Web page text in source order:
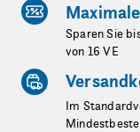
Sparen Sie
von 16 VE
Im